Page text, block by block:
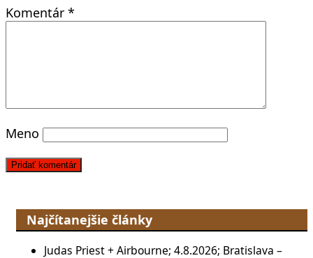
Komentár *
Meno
Najčítanejšie články
Judas Priest + Airbourne; 4.8.2026; Bratislava –